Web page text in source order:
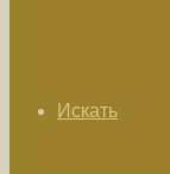
Искать